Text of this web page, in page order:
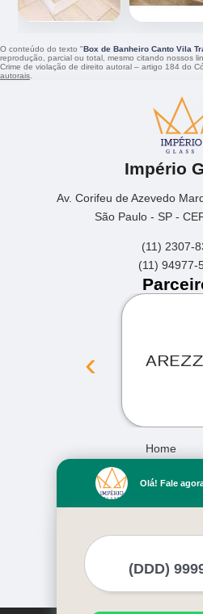
O conteúdo do texto "Box de Banheiro Canto Vila
reprodução, parcial ou total, mesmo citando nossos
Crime de violação de direito autoral – artigo 184 do
autorais
Império
Av. Corifeu de Azevedo
São Paulo - SP -
(11) 2307-
(11) 94977-
‹
Home
Missão
Olá! Fale